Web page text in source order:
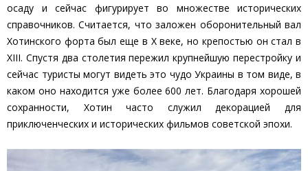
осаду и сейчас фигурирует во множестве исторических
справочников. Считается, что заложен оборонительный вал
Хотинского форта был еще в Х веке, но крепостью он стал в
XIII. Спустя два столетия пережил крупнейшую перестройку и
сейчас туристы могут видеть это чудо Украины в том виде, в
каком оно находится уже более 600 лет. Благодаря хорошей
сохранности, Хотин часто служил декорацией для
приключенческих и исторических фильмов советской эпохи.